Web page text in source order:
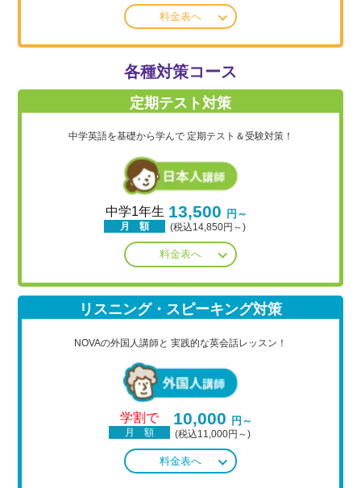
料金表へ
各種対策コース
定期テスト対策
中学英語を基礎から学んで 定期テスト＆受験対策！
中学1年生
月 額
13,500 円～
(税込14,850円～)
料金表へ
リスニング・スピーキング対策
NOVAの外国人講師と 実践的な英会話レッスン！
学割で
月 額
10,000 円～
(税込11,000円～)
料金表へ